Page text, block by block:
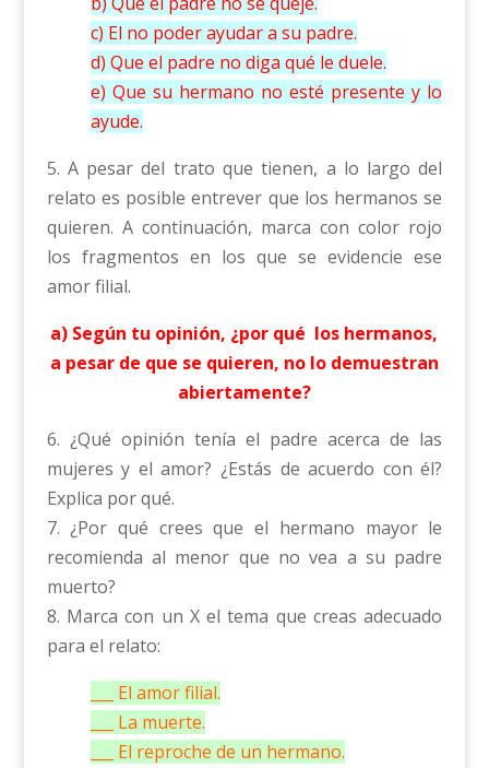
c) El no poder ayudar a su padre.
d) Que el padre no diga qué le duele.
e) Que su hermano no esté presente y lo
ayude.
5. A pesar del trato que tienen, a lo largo del
relato es posible entrever que los hermanos se
quieren. A continuación, marca con color rojo
los fragmentos en los que se evidencie ese
amor filial.
a) Según tu opinión, ¿por qué los hermanos,
a pesar de que se quieren, no lo demuestran
abiertamente?
6. ¿Qué opinión tenía el padre acerca de las
mujeres y el amor? ¿Estás de acuerdo con él?
Explica por qué.
7. ¿Por qué crees que el hermano mayor le
recomienda al menor que no vea a su padre
muerto?
8. Marca con un X el tema que creas adecuado
para el relato:
___ El amor filial.
___ La muerte.
___ El reproche de un hermano.